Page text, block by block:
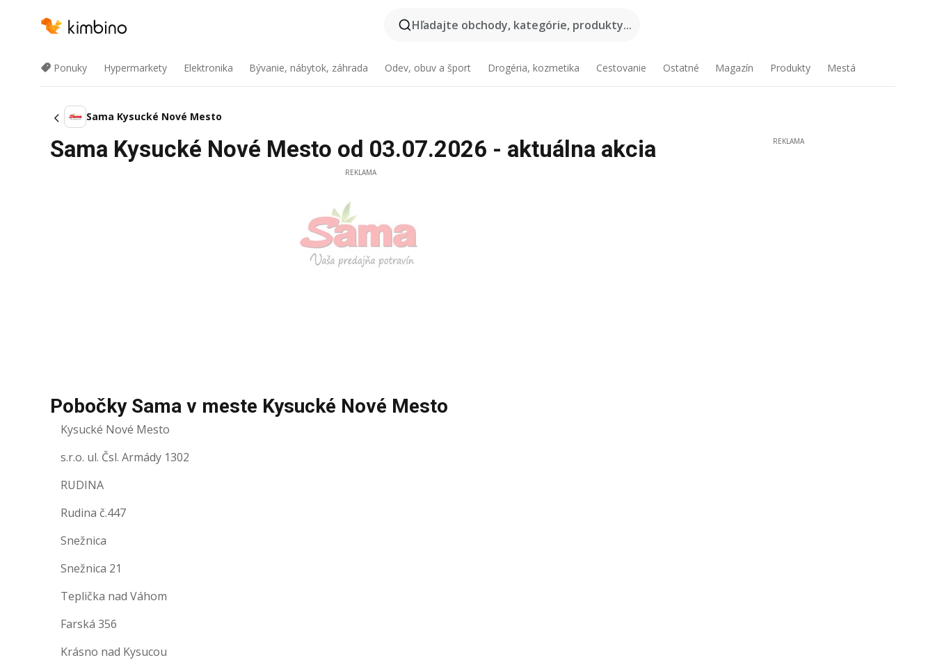
Hľadajte obchody, kategórie, produkty...
Ponuky Hypermarkety Elektronika Bývanie, nábytok, záhrada Odev, obuv a šport Drogéria, kozmetika Cestovanie Ostatné Magazín Produkty Mestá
Sama Kysucké Nové Mesto
Sama Kysucké Nové Mesto od 03.07.2026 - aktuálna akcia
REKLAMA
Pobočky Sama v meste Kysucké Nové Mesto
Kysucké Nové Mesto
s.r.o. ul. Čsl. Armády 1302
RUDINA
Rudina č.447
Snežnica
Snežnica 21
Teplička nad Váhom
Farská 356
Krásno nad Kysucou
REKLAMA